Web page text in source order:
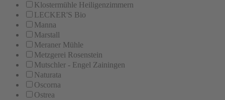
Klostermühle Heiligenzimmern
LECKER'S Bio
Manna
Marstall
Meraner Mühle
Metzgerei Rosenstein
Mutschler - Engel Zainingen
Naturata
Oscorna
Ostrea